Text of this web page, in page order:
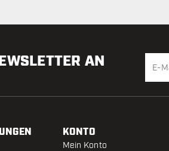
AN
KONTO
Mein Konto